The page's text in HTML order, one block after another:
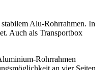
Alu-Rohrrahmen. In
Auch als Transportbox
Rohrrahmen